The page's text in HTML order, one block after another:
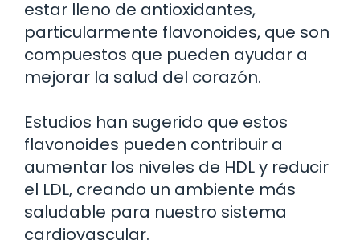
estar lleno de antioxidantes,
particularmente flavonoides, que son
compuestos que pueden ayudar a
mejorar la salud del corazón.
Estudios han sugerido que estos
flavonoides pueden contribuir a
aumentar los niveles de HDL y reducir
el LDL, creando un ambiente más
saludable para nuestro sistema
cardiovascular.